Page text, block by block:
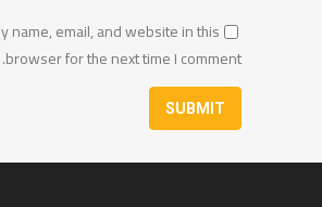
name, email, and website in this
browser for the next time I comment.